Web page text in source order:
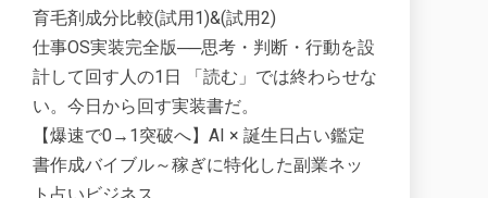
育毛剤成分比較(試用1)&(試用2)
仕事OS実装完全版──思考・判断・行動を設
計して回す人の1日 「読む」では終わらせな
い。今日から回す実装書だ。
【爆速で0→1突破へ】AI × 誕生日占い鑑定
書作成バイブル～稼ぎに特化した副業ネッ